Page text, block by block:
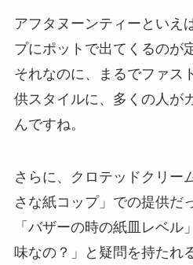
アフタヌーンティーといえ
プにポットで出てくるのが
それなのに、まるでファス
供スタイルに、多くの人が
んですね。
さらに、クロテッドクリー
さな紙コップ」での提供だ
「バザーの時の紙皿レベル
味なの？」と疑問を持たれ